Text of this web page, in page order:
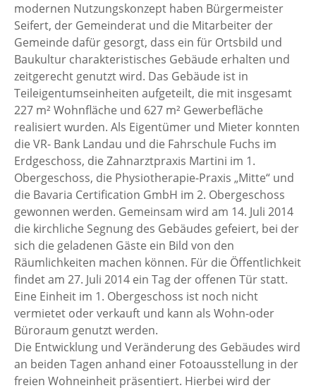
modernen Nutzungskonzept haben Bürgermeister
Seifert, der Gemeinderat und die Mitarbeiter der
Gemeinde dafür gesorgt, dass ein für Ortsbild und
Baukultur charakteristisches Gebäude erhalten und
zeitgerecht genutzt wird. Das Gebäude ist in
Teileigentumseinheiten aufgeteilt, die mit insgesamt
227 m² Wohnfläche und 627 m² Gewerbefläche
realisiert wurden. Als Eigentümer und Mieter konnten
die VR- Bank Landau und die Fahrschule Fuchs im
Erdgeschoss, die Zahnarztpraxis Martini im 1.
Obergeschoss, die Physiotherapie-Praxis „Mitte“ und
die Bavaria Certification GmbH im 2. Obergeschoss
gewonnen werden. Gemeinsam wird am 14. Juli 2014
die kirchliche Segnung des Gebäudes gefeiert, bei der
sich die geladenen Gäste ein Bild von den
Räumlichkeiten machen können. Für die Öffentlichkeit
findet am 27. Juli 2014 ein Tag der offenen Tür statt.
Eine Einheit im 1. Obergeschoss ist noch nicht
vermietet oder verkauft und kann als Wohn-oder
Büroraum genutzt werden.
Die Entwicklung und Veränderung des Gebäudes wird
an beiden Tagen anhand einer Fotoausstellung in der
freien Wohneinheit präsentiert. Hierbei wird der